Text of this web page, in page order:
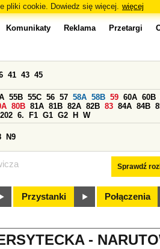
pliki cookie. Dowiedz się więcej. więcej
Komunikaty Reklama Przetargi
Sprawdź
41 43 45
55B 55C 56 57 58A 58B 59 60A 60B
80B 81A 81B 82A 82B 83 84A 84B
202 6. F1 G1 G2 H W
N9
Przystanki Połączenia
-